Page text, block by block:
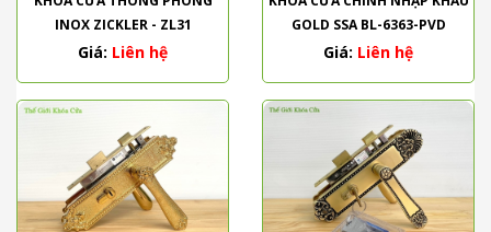
INOX ZICKLER - ZL31
Giá: Liên hệ
GOLD SSA BL-6363-PVD
Giá: Liên hệ